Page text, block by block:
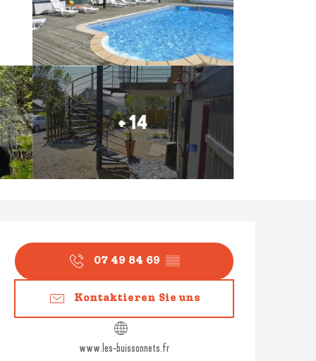
+ 14
Öffnungszeiten &
07 49 84 69 ▒▒
Kontaktieren Sie uns
www.les-buissonnets.fr